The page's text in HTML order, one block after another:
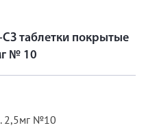
таблетки покрытые
№ 10
2,5мг №10